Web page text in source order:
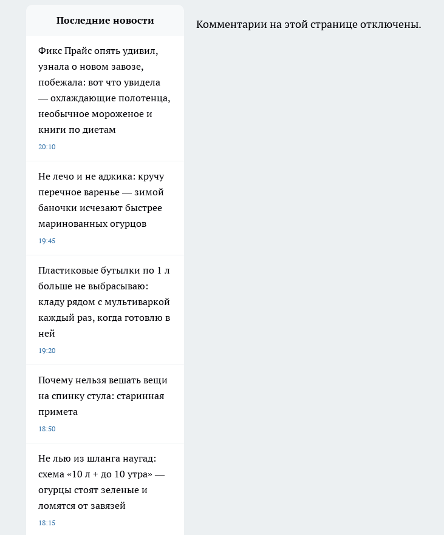
Последние новости
Фикс Прайс опять удивил,
узнала о новом завозе,
побежала: вот что увидела
— охлаждающие полотенца,
необычное мороженое и
книги по диетам
20:10
Не лечо и не аджика: кручу
перечное варенье — зимой
баночки исчезают быстрее
маринованных огурцов
19:45
Пластиковые бутылки по 1 л
больше не выбрасываю:
кладу рядом с мультиваркой
каждый раз, когда готовлю в
ней
19:20
Почему нельзя вешать вещи
на спинку стула: старинная
примета
18:50
Не лью из шланга наугад:
схема «10 л + до 10 утра» —
огурцы стоят зеленые и
ломятся от завязей
18:15
Комментарии на этой странице отключены.